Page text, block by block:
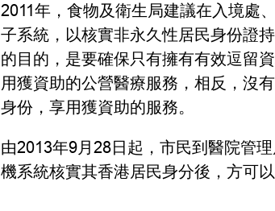
2011年，食物及衛生局建議在入境處
子系統，以核實非永久性居民身份證
的目的，是要確保只有擁有有效逗留
用獲資助的公營醫療服務，相反，沒
身份，享用獲資助的服務。
由2013年9月28日起，市民到醫院管
機系統核實其香港居民身分後，方可